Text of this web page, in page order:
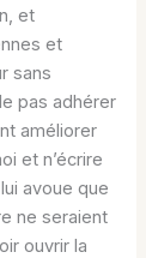
et
et
sans
pas adhérer
améliorer
et n’écrire
avoue que
ne seraient
ouvrir la